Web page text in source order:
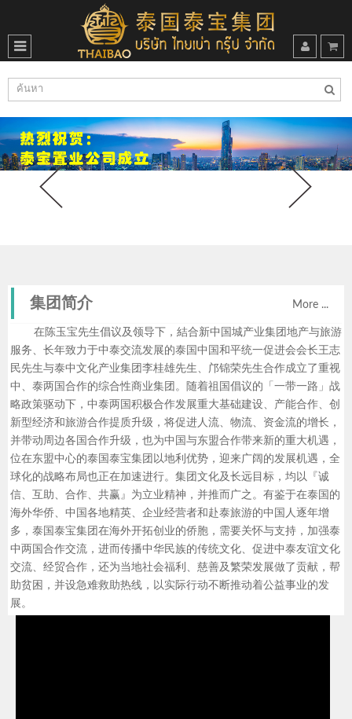
集团简介 More ...
在陈玉宝先生倡议及领导下，結合新中国城产业集团地产与旅游
服务、长年致力于中泰交流发展的泰国中国和平统一促进会会长王志
民先生与泰中文化产业集团李桂雄先生、邝锦荣先生合作成立了重视
中、泰两国合作的综合性商业集团。随着祖国倡议的「一带一路」战
略政策驱动下，中泰两国积极合作发展重大基础建设、产能合作、创
新型经济和旅游合作提质升级，将促进人流、物流、资金流的增长，
并带动周边各国合作升级，也为中国与东盟合作带来新的重大机遇，
位在东盟中心的泰国泰宝集团以地利优势，迎来广阔的发展机遇，全
球化的战略布局也正在加速进行。集团文化及长远目标，均以『诚
信、互助、合作、共赢』为立业精神，并推而广之。有鉴于在泰国的
海外华侨、中国各地精英、企业经营者和赴泰旅游的中国人逐年增
多，泰国泰宝集团在海外开拓创业的侨胞，需要关怀与支持，加强泰
中两国合作交流，进而传播中华民族的传统文化、促进中泰友谊文化
交流、经贸合作，还为当地社会福利、慈善及繁荣发展做了贡献，帮
助贫困，并设急难救助热线，以实际行动不断推动着公益事业的发
展。